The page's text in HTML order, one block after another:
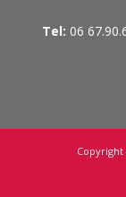
Tel: 06
Copyright